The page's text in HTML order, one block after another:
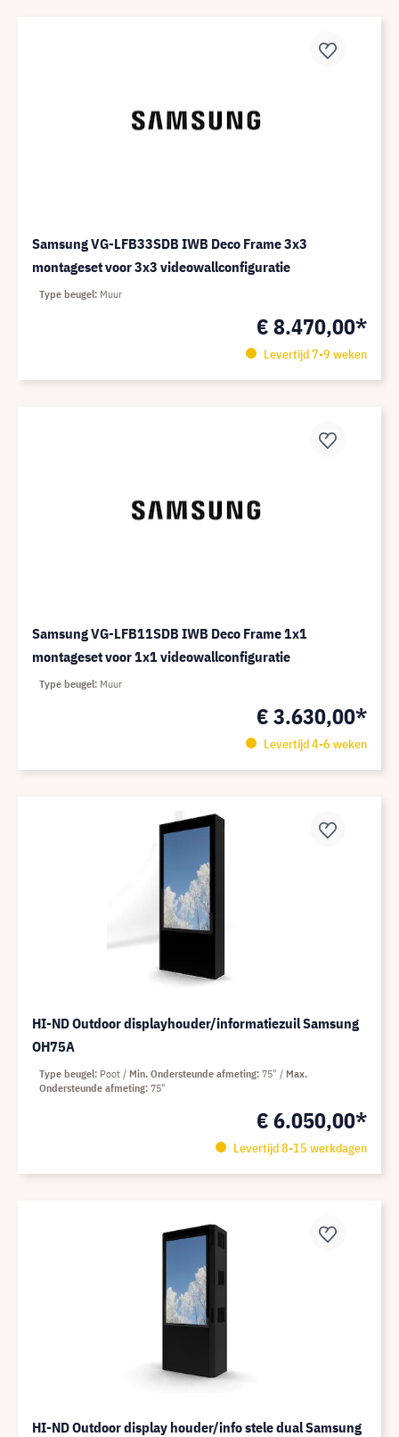
Samsung VG-LFB33SDB IWB Deco Frame 3x3
montageset voor 3x3 videowallconfiguratie
€ 8.470,00*
Levertijd 7-9 weken
Type beugel Muur
Samsung VG-LFB11SDB IWB Deco Frame 1x1
montageset voor 1x1 videowallconfiguratie
€ 3.630,00*
Levertijd 4-6 weken
Type beugel Muur
HI-ND Outdoor displayhouder/informatiezuil Samsung
OH75A
€ 6.050,00*
Levertijd 8-15 werkdagen
Type beugel Poot Min. Ondersteunde afmeting 75"
Max.
Ondersteunde afmeting 75"
HI-ND Outdoor display houder/info stele dual Samsung